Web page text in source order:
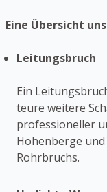
Eine Übersicht
Leitungsbruch
Ein
teure weitere
professioneller
Hohenberge
Rohrbruchs.